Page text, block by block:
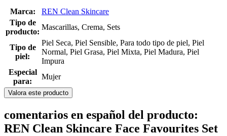
Marca:
REN Clean Skincare
Tipo de
producto:
Mascarillas, Crema, Sets
Tipo de
piel:
Piel Seca, Piel Sensible, Para todo tipo de piel, Piel
Normal, Piel Grasa, Piel Mixta, Piel Madura, Piel
Impura
Especial
para:
Mujer
Valora este producto
comentarios en español del producto:
REN Clean Skincare Face Favourites Set